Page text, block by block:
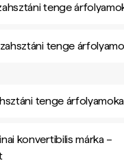
tenge
tenge
tenge
konvertibilis márka –